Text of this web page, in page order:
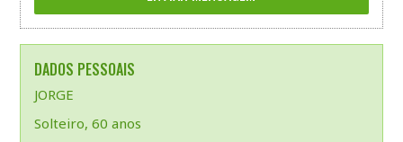
DADOS PESSOAIS
JORGE
Solteiro, 60 anos